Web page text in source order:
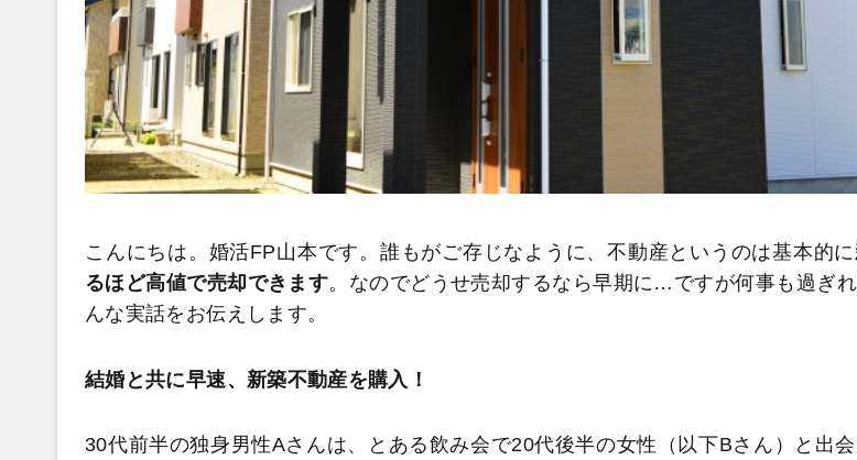
こんにちは。婚活FP山本です。誰もがご存じなように、不動産というのは基本的に
るほど高値で売却できます。なのでどうせ売却するなら早期に…ですが何事も過ぎ
んな実話をお伝えします。
結婚と共に早速、新築不動産を購入！
30代前半の独身男性Aさんは、とある飲み会で20代後半の女性（以下Bさん）と出